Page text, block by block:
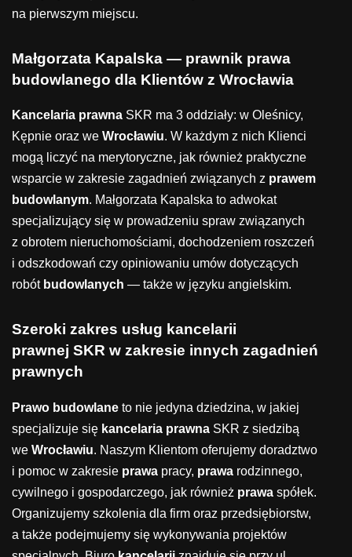
na pierwszym miejscu.
Małgorzata Kapalska — prawnik prawa
budowlanego dla Klientów z Wrocławia
Kancelaria prawna SKR ma 3 oddziały: w Oleśnicy,
Kępnie oraz we Wrocławiu. W każdym z nich Klienci
mogą liczyć na merytoryczne, jak również praktyczne
wsparcie w zakresie zagadnień związanych z prawem
budowlanym. Małgorzata Kapalska to adwokat
specjalizujący się w prowadzeniu spraw związanych
z obrotem nieruchomościami, dochodzeniem roszczeń
i odszkodowań czy opiniowaniu umów dotyczących
robót budowlanych — także w języku angielskim.
Szeroki zakres usług kancelarii
prawnej SKR w zakresie innych zagadnień
prawnych
Prawo budowlane to nie jedyna dziedzina, w jakiej
specjalizuje się kancelaria prawna SKR z siedzibą
we Wrocławiu. Naszym Klientom oferujemy doradztwo
i pomoc w zakresie prawa pracy, prawa rodzinnego,
cywilnego i gospodarczego, jak również prawa spółek.
Organizujemy szkolenia dla firm oraz przedsiębiorstw,
a także podejmujemy się wykonywania projektów